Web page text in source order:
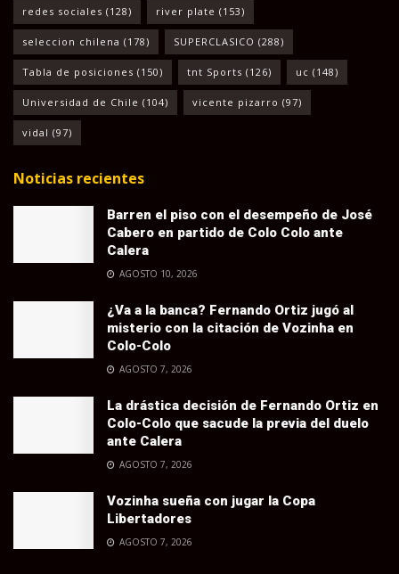
redes sociales (128) river plate (153)
seleccion chilena (178) SUPERCLASICO (288)
Tabla de posiciones (150) tnt Sports (126) uc (148)
Universidad de Chile (104) vicente pizarro (97)
vidal (97)
Noticias recientes
Barren el piso con el desempeño de José
Cabero en partido de Colo Colo ante
Calera
AGOSTO 10, 2026
¿Va a la banca? Fernando Ortiz jugó al
misterio con la citación de Vozinha en
Colo-Colo
AGOSTO 7, 2026
La drástica decisión de Fernando Ortiz en
Colo-Colo que sacude la previa del duelo
ante Calera
AGOSTO 7, 2026
Vozinha sueña con jugar la Copa
Libertadores
AGOSTO 7, 2026